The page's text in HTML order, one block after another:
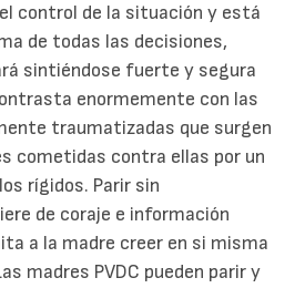
control de la situación y está
de todas las decisiones,
sintiéndose fuerte y segura
enormemente con las
traumatizadas que surgen
cometidas contra ellas por un
rígidos. Parir sin
de coraje e información
a la madre creer en si misma
madres PVDC pueden parir y